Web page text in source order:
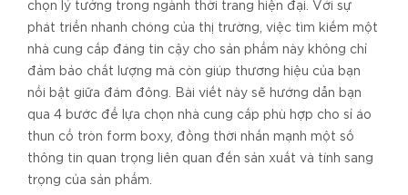
chọn lý tưởng trong ngành thời trang hiện đại. Với sự
phát triển nhanh chóng của thị trường, việc tìm kiếm một
nhà cung cấp đáng tin cậy cho sản phẩm này không chỉ
đảm bảo chất lượng mà còn giúp thương hiệu của bạn
nổi bật giữa đám đông. Bài viết này sẽ hướng dẫn bạn
qua 4 bước để lựa chọn nhà cung cấp phù hợp cho sỉ áo
thun cổ tròn form boxy, đồng thời nhấn mạnh một số
thông tin quan trọng liên quan đến sản xuất và tính sang
trọng của sản phẩm.